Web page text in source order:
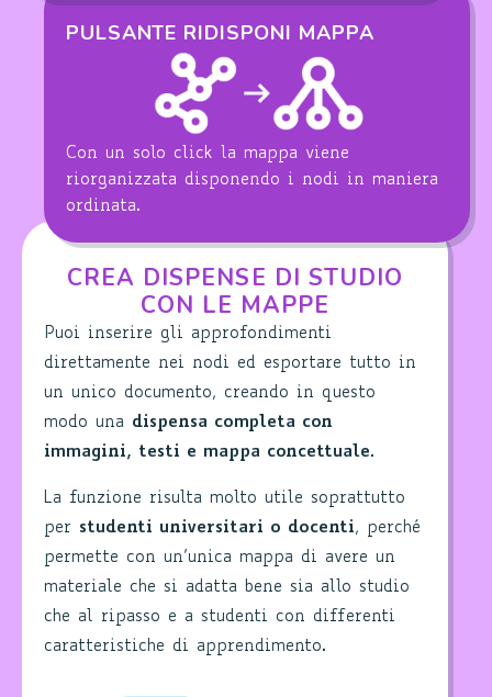
PULSANTE RIDISPONI MAPPA
Con un solo click la mappa viene
riorganizzata disponendo i nodi in maniera
ordinata.
CREA DISPENSE DI STUDIO
CON LE MAPPE
Puoi inserire gli approfondimenti
direttamente nei nodi ed esportare tutto in
un unico documento, creando in questo
modo una dispensa completa con
immagini, testi e mappa concettuale.
La funzione risulta molto utile soprattutto
per studenti universitari o docenti, perché
permette con un’unica mappa di avere un
materiale che si adatta bene sia allo studio
che al ripasso e a studenti con differenti
caratteristiche di apprendimento.